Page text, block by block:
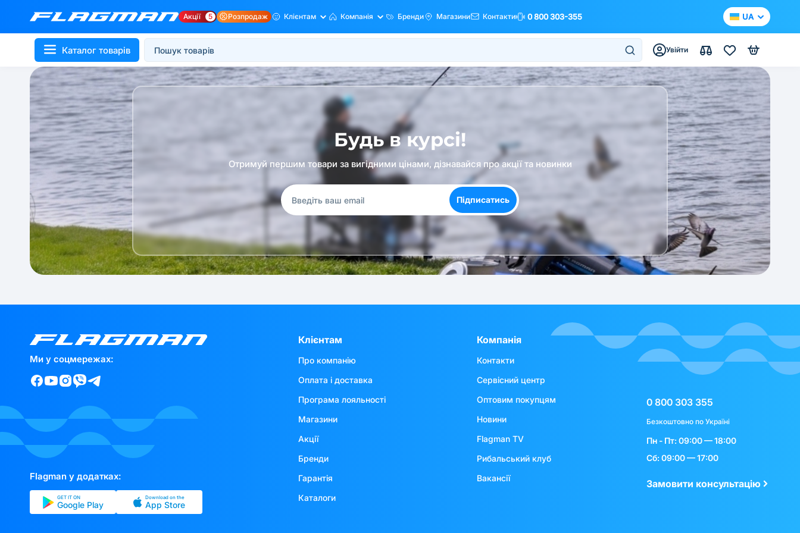
Акції 5 Розпродаж Клієнтам Компанія Бренди Магазини Контакти 0 800 303-355 UA
Каталог товарів Увійти
Будь в курсі!
Отримуй першим товари за вигідними цінами, дізнавайся про акції та новинки
Підписатись
Ми у соцмережах:
Flagman у додатках:
GET IT ON
Google Play
Download on the
App Store
Клієнтам
Про компанію
Оплата і доставка
Програма лояльності
Магазини
Акції
Бренди
Гарантія
Каталоги
Компанія
Контакти
Сервісний центр
Оптовим покупцям
Новини
Flagman TV
Рибальський клуб
Вакансії
0 800 303 355
Безкоштовно по Україні
Пн - Пт: 09:00 — 18:00
Сб: 09:00 — 17:00
Замовити консультацію